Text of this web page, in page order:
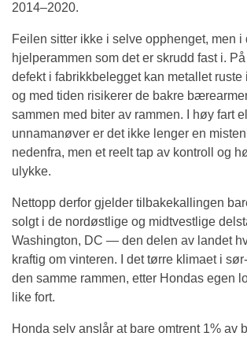
2014–2020.
Feilen sitter ikke i selve opphenget, men i
hjelperammen som det er skrudd fast i.
defekt i fabrikkbelegget kan metallet ruste
og med tiden risikerer de bakre
sammen med biter av rammen. I høy fart
unnamanøver er det ikke lenger en
nedenfra, men et reelt tap av kontroll og
ulykke.
Nettopp derfor gjelder tilbakekallingen
solgt i de nordøstlige og midtvestlige
Washington, DC — den delen av landet
kraftig om vinteren. I det tørre klimaet i
den samme rammen, etter Hondas egen
like fort.
Honda selv anslår at bare omtrent 1% av